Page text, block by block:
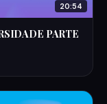
20:54
PARTE